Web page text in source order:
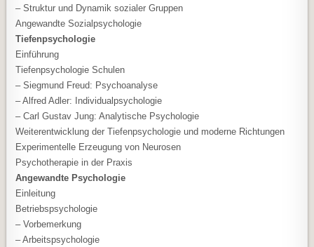
– Struktur und Dynamik sozialer Gruppen
Angewandte Sozialpsychologie
Tiefenpsychologie
Einführung
Tiefenpsychologie Schulen
– Siegmund Freud: Psychoanalyse
– Alfred Adler: Individualpsychologie
– Carl Gustav Jung: Analytische Psychologie
Weiterentwicklung der Tiefenpsychologie und moderne Richtungen
Experimentelle Erzeugung von Neurosen
Psychotherapie in der Praxis
Angewandte Psychologie
Einleitung
Betriebspsychologie
– Vorbemerkung
– Arbeitspsychologie